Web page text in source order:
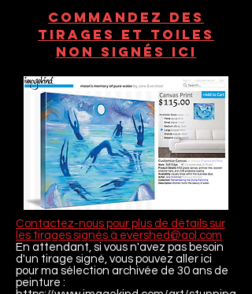
Commandez des
tirages et toiles
non signés ici
Contactez-nous pour plus de détails sur
les tirages signés à evershed@aol.com
En attendant, si vous n'avez pas besoin
d'un tirage signé, vous pouvez aller ici
pour ma sélection archivée de 30 ans de
peinture :